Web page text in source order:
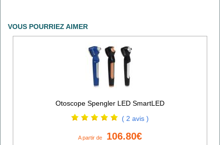
VOUS POURRIEZ AIMER
Otoscope Spengler LED SmartLED
( 2 avis )
A partir de 106.80€